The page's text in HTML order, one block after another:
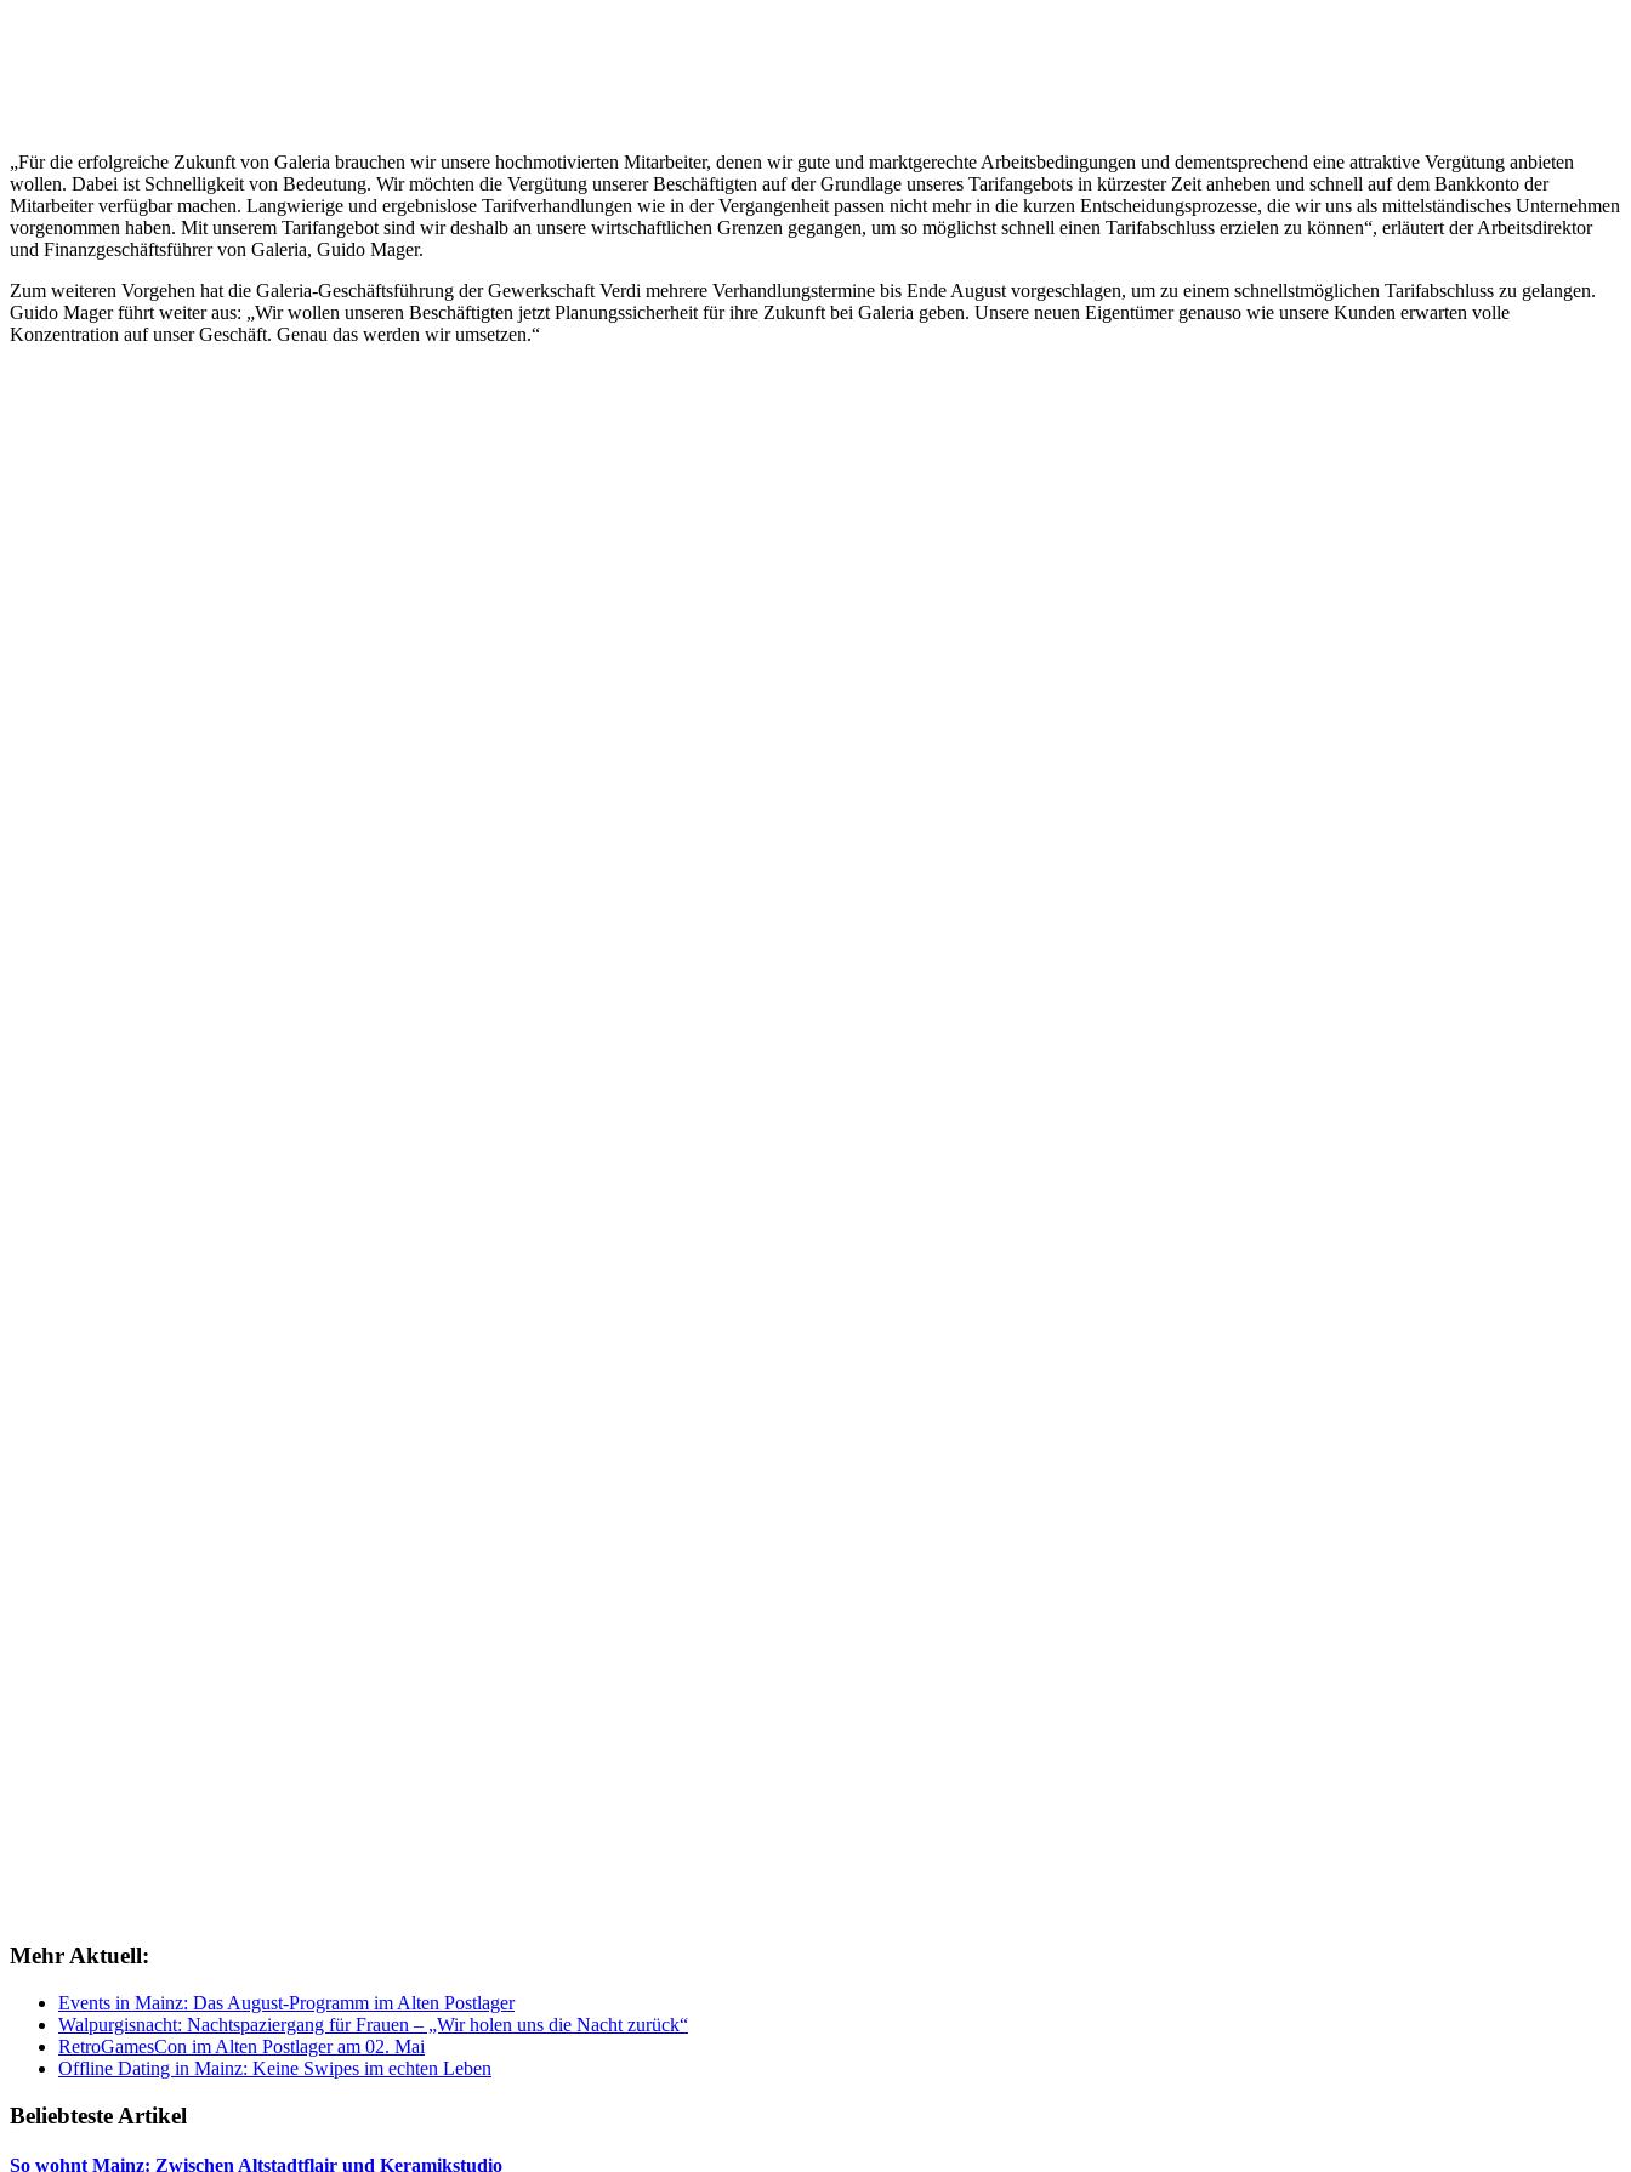
„Für die erfolgreiche Zukunft von Galeria brauchen wir unsere hochmotivierten Mitarbeiter, denen wir gute und marktgerechte Arbeitsbedingungen und dementsprechend eine attraktive Vergütung anbieten
wollen. Dabei ist Schnelligkeit von Bedeutung. Wir möchten die Vergütung unserer Beschäftigten auf der Grundlage unseres Tarifangebots in kürzester Zeit anheben und schnell auf dem Bankkonto der
Mitarbeiter verfügbar machen. Langwierige und ergebnislose Tarifverhandlungen wie in der Vergangenheit passen nicht mehr in die kurzen Entscheidungsprozesse, die wir uns als mittelständisches Unternehmen
vorgenommen haben. Mit unserem Tarifangebot sind wir deshalb an unsere wirtschaftlichen Grenzen gegangen, um so möglichst schnell einen Tarifabschluss erzielen zu können“, erläutert der Arbeitsdirektor
und Finanzgeschäftsführer von Galeria, Guido Mager.
Zum weiteren Vorgehen hat die Galeria-Geschäftsführung der Gewerkschaft Verdi mehrere Verhandlungstermine bis Ende August vorgeschlagen, um zu einem schnellstmöglichen Tarifabschluss zu gelangen.
Guido Mager führt weiter aus: „Wir wollen unseren Beschäftigten jetzt Planungssicherheit für ihre Zukunft bei Galeria geben. Unsere neuen Eigentümer genauso wie unsere Kunden erwarten volle
Konzentration auf unser Geschäft. Genau das werden wir umsetzen.“
Mehr Aktuell:
Events in Mainz: Das August-Programm im Alten Postlager
Walpurgisnacht: Nachtspaziergang für Frauen – „Wir holen uns die Nacht zurück“
RetroGamesCon im Alten Postlager am 02. Mai
Offline Dating in Mainz: Keine Swipes im echten Leben
Beliebteste Artikel
So wohnt Mainz: Zwischen Altstadtflair und Keramikstudio